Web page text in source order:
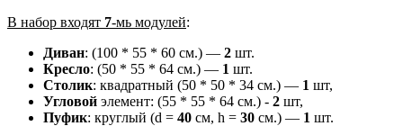
В набор входят 7-мь модулей:
Диван: (100 * 55 * 60 см.) — 2 шт.
Кресло: (50 * 55 * 64 см.) — 1 шт.
Столик: квадратный (50 * 50 * 34 см.) — 1 шт,
Угловой элемент: (55 * 55 * 64 см.) - 2 шт,
Пуфик: круглый (d = 40 см, h = 30 см.) — 1 шт.